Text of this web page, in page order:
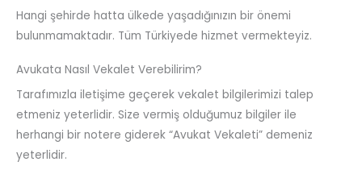
Hangi şehirde hatta ülkede yaşadığınızın bir önemi
bulunmamaktadır. Tüm Türkiyede hizmet vermekteyiz.
Avukata Nasıl Vekalet Verebilirim?
Tarafımızla iletişime geçerek vekalet bilgilerimizi talep
etmeniz yeterlidir. Size vermiş olduğumuz bilgiler ile
herhangi bir notere giderek “Avukat Vekaleti” demeniz
yeterlidir.